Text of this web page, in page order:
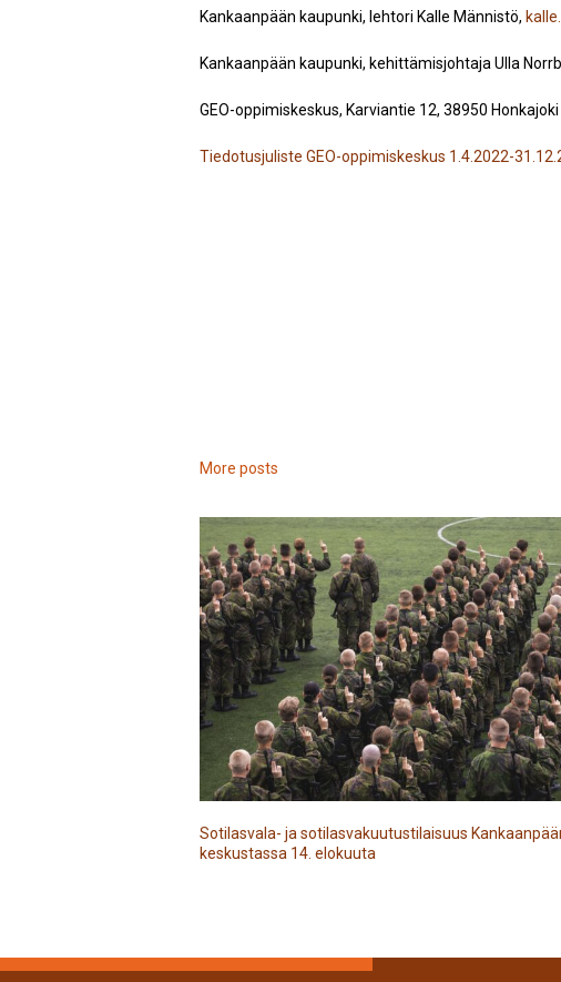
Kankaanpään kaupunki, lehtori Kalle Männistö,
Kankaanpään kaupunki, kehittämisjohtaja Ulla
GEO-oppimiskeskus, Karviantie 12, 38950 Honkajoki
Tiedotusjuliste GEO-oppimiskeskus 1.4.2022-
More posts
Sotilasvala- ja sotilasvakuutustilaisuus
keskustassa 14. elokuuta